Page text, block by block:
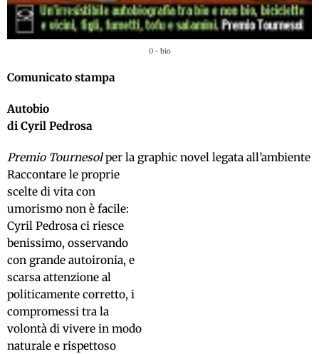
0 - bio
Comunicato stampa
Autobio
di Cyril Pedrosa
Premio Tournesolper la graphic novel legata all’ambiente
Raccontare le proprie
scelte di vita con
umorismo non è facile:
Cyril Pedrosa ci riesce
benissimo, osservando
con grande autoironia, e
scarsa attenzione al
politicamente corretto, i
compromessi tra la
volontà di vivere in modo
naturale e rispettoso